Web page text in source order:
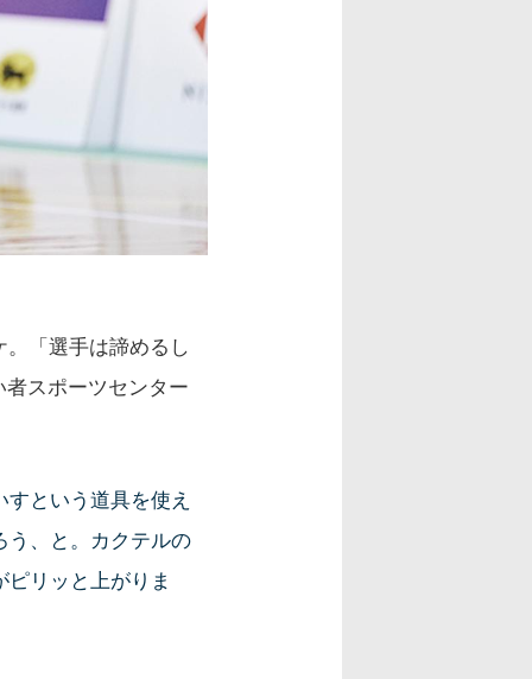
「選手は諦めるし
スポーツセンター
という道具を使え
う、と。カクテルの
リッと上がりま